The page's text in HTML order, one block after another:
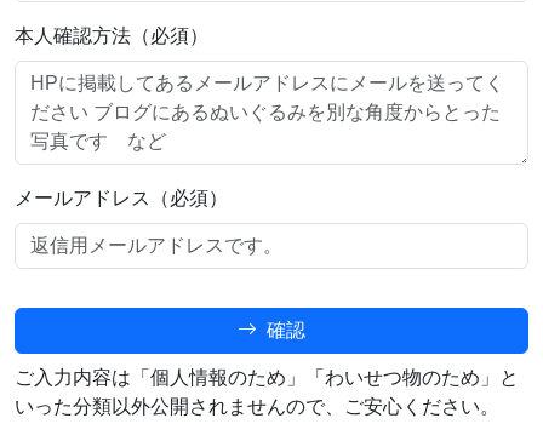
本人確認方法（必須）
メールアドレス（必須）
確認
ご入力内容は「個人情報のため」「わいせつ物のため」と
いった分類以外公開されませんので、ご安心ください。